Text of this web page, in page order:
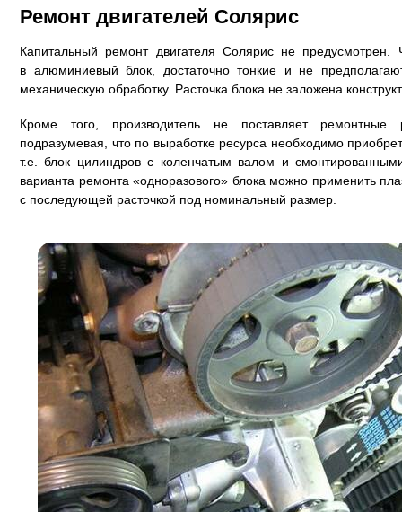
Ремонт двигателей Солярис
Капитальный ремонт двигателя Солярис не предусмотрен.
в алюминиевый блок, достаточно тонкие и не
механическую обработку. Расточка блока не заложена
Кроме того, производитель не поставляет
подразумевая, что по выработке ресурса необходимо
т.е. блок цилиндров с коленчатым валом и
варианта ремонта «одноразового» блока можно применить
с последующей расточкой под номинальный размер.